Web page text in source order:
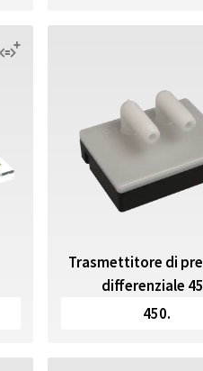
q
Trasmettitore di
differenziale
450.